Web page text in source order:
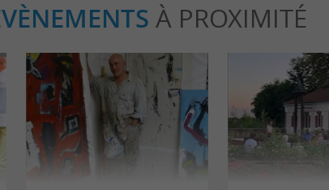
À PROXIMITÉ